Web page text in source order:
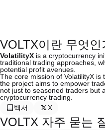
VOLTX이란 무엇인
VolatilityX is a cryptocurrency
traditional trading approaches,
potential profit avenues.
The core mission of VolatilityX
the project aims to empower
not just to seasoned traders but
cryptocurrency trading.
백서
X
VOLTX 자주 묻는